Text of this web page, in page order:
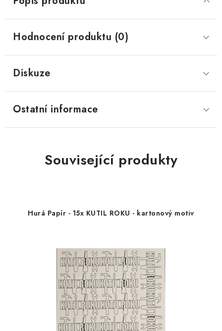
Hodnocení produktu (0)
Diskuze
Ostatní informace
Související produkty
Hurá Papír - 15x KUTIL ROKU - kartonový motiv